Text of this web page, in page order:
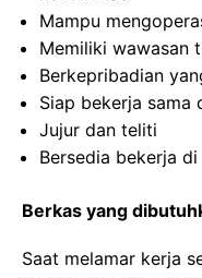
Mampu
Memiliki wawasan
Berkepribadian
Siap bekerja sama
Jujur dan teliti
Bersedia bekerja
Berkas yang
Saat melamar kerja